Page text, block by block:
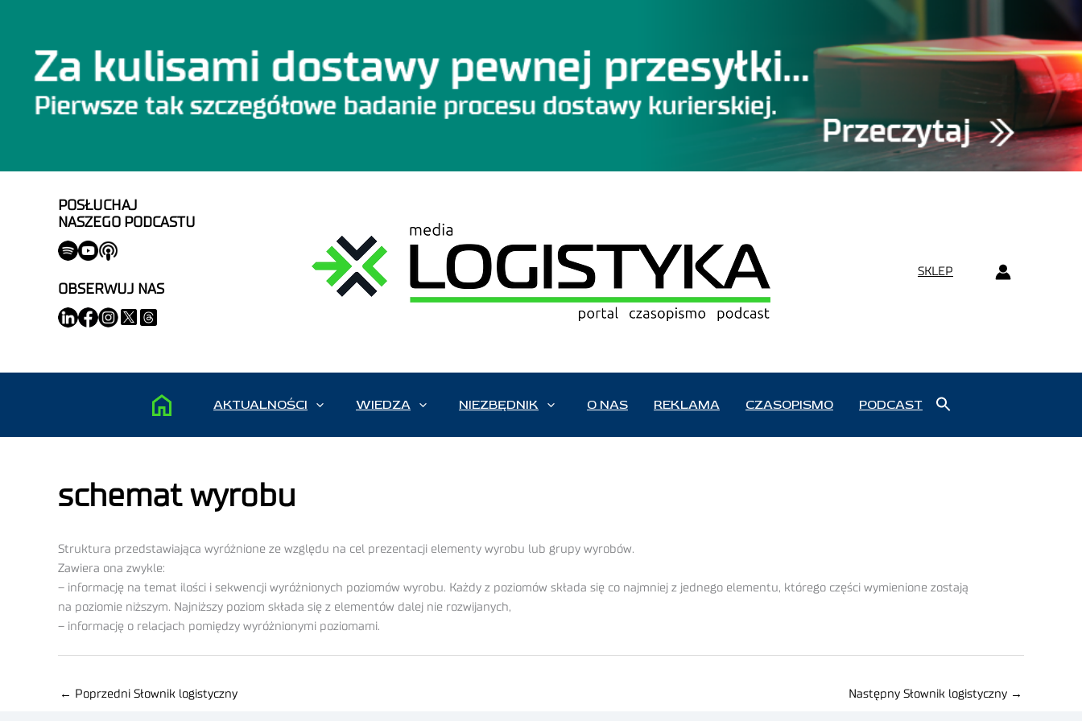
POSŁUCHAJ
NASZEGO PODCASTU
OBSERWUJ NAS
SKLEP
AKTUALNOŚCI WIEDZA NIEZBĘDNIK O NAS REKLAMA CZASOPISMO PODCAST
schemat wyrobu
Struktura przedstawiająca wyróżnione ze względu na cel prezentacji elementy wyrobu lub grupy wyrobów.
Zawiera ona zwykle:
– informację na temat ilości i sekwencji wyróżnionych poziomów wyrobu. Każdy z poziomów składa się co najmniej z jednego elementu, którego części wymienione zostają
na poziomie niższym. Najniższy poziom składa się z elementów dalej nie rozwijanych,
– informację o relacjach pomiędzy wyróżnionymi poziomami.
← Poprzedni Słownik logistyczny Następny Słownik logistyczny →